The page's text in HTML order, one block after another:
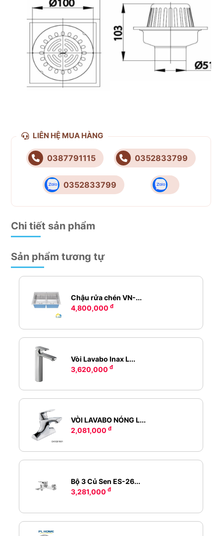
LIÊN HỆ MUA HÀNG
0387791115 0352833799
0352833799
Chi tiết sản phẩm
Sản phẩm tương tự
Chậu rửa chén VN-...
4,800,000đ
Vòi Lavabo Inax L...
3,620,000đ
VÒI LAVABO NÓNG L...
2,081,000đ
Bộ 3 Củ Sen ES-26...
3,281,000đ